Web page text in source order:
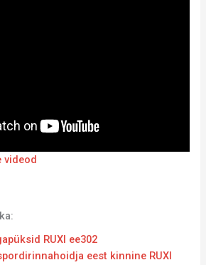
videod
RUXI ee302
eest kinnine RUXI